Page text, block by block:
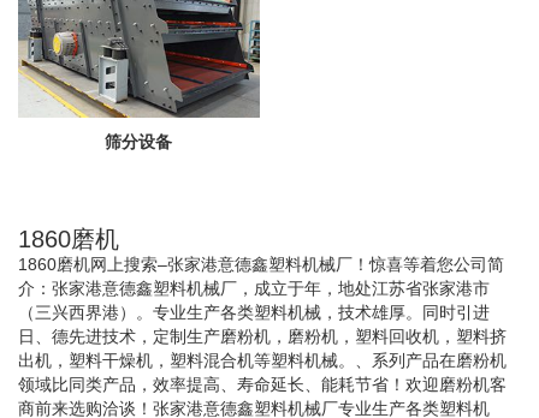
筛分设备
1860磨机
1860磨机网上搜索–张家港意德鑫塑料机械厂！惊喜等着您公司简
介：张家港意德鑫塑料机械厂，成立于年，地处江苏省张家港市
（三兴西界港）。专业生产各类塑料机械，技术雄厚。同时引进
日、德先进技术，定制生产磨粉机，磨粉机，塑料回收机，塑料挤
出机，塑料干燥机，塑料混合机等塑料机械。、系列产品在磨粉机
领域比同类产品，效率提高、寿命延长、能耗节省！欢迎磨粉机客
商前来选购洽谈！张家港意德鑫塑料机械厂专业生产各类塑料机